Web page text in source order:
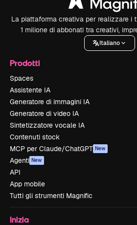
La piattaforma creativa per realizzare i
1 milione di abbonati tra creativi,
Italiano
Prodotti
Spaces
Assistente IA
Generatore di immagini IA
Generatore di video IA
Sintetizzatore vocale IA
Contenuti stock
MCP per Claude/ChatGPT New
Agenti New
API
App mobile
Tutti gli strumenti Magnific
Inizia